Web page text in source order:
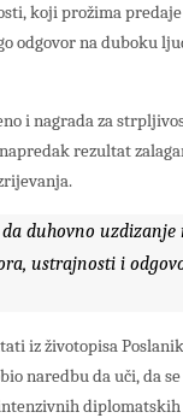
koji prožima
odgovor na duboku
i nagrada za
rezultat
duhovno uzdizanje
ustrajnosti i
iz životopisa
naredbu da uči, da